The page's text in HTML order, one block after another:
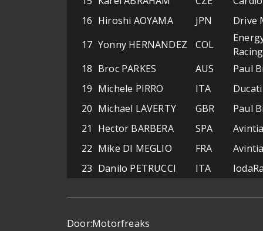
16 Hiroshi AOYAMA JPN
Drive
17 Yonny HERNANDEZ COL
Racing
18 Broc PARKES AUS
Paul
19 Michele PIRRO ITA
20 Michael LAVERTY GBR
Paul
21
Hector BARBERA SPA
22 Mike DI MEGLIO FRA
23 Danilo PETRUCCI ITA
Door:Motorfreaks